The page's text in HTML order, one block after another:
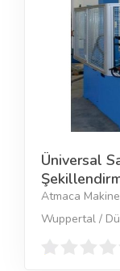
Üniversal
Atmaca
Wuppertal /